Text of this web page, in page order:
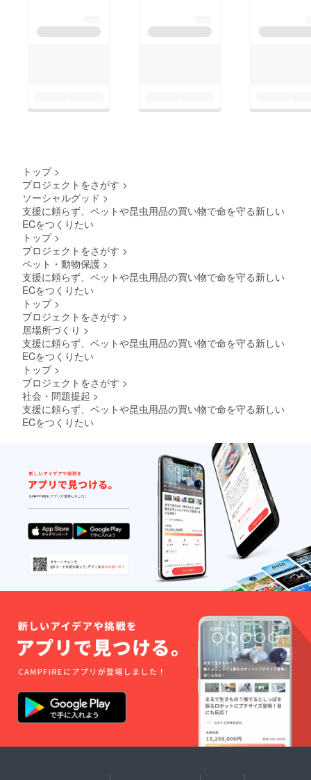
トップ >
プロジェクトをさがす >
ソーシャルグッド >
支援に頼らず、ペットや昆虫用品の買い物で命を守る新しい
ECをつくりたい
トップ >
プロジェクトをさがす >
ペット・動物保護 >
支援に頼らず、ペットや昆虫用品の買い物で命を守る新しい
ECをつくりたい
トップ >
プロジェクトをさがす >
居場所づくり >
支援に頼らず、ペットや昆虫用品の買い物で命を守る新しい
ECをつくりたい
トップ >
プロジェクトをさがす >
社会・問題提起 >
支援に頼らず、ペットや昆虫用品の買い物で命を守る新しい
ECをつくりたい